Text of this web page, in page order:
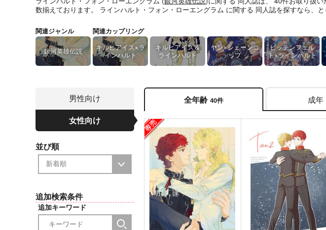
数揃えております。 ラインハルト・フォン・ローエングラム に関する 同人誌を探すなら、
関連ジャンル
銀河英雄伝説
関連カップリング
キルヒアイス×ラ
インハルト
キルヒアイス＆
ラインハルト
ヤン×シェーンコ
ップ
ビッテンフェル
ト×ラインハルト
男性向け
女性向け
並び順
追加検索条件
追加キーワード
全年齢 40件 成年